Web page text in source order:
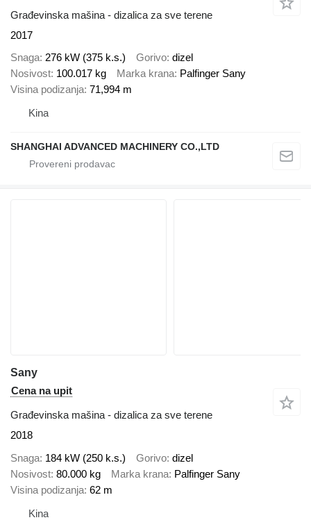
Građevinska mašina - dizalica za sve terene
2017
Snaga 276 kW (375 k.s.) Gorivo dizel
Nosivost 100.017 kg Marka krana Palfinger Sany
Visina podizanja 71,994 m
Kina
SHANGHAI ADVANCED MACHINERY CO.,LTD
Sany
Cena na upit
Građevinska mašina - dizalica za sve terene
2018
Snaga 184 kW (250 k.s.) Gorivo dizel
Nosivost 80.000 kg Marka krana Palfinger Sany
Visina podizanja 62 m
Kina